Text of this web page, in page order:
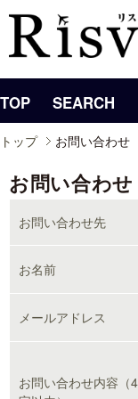
TOP SEARCH
トップ お問い合わせ
お問い合わせ
お問い合わせ先
お名前
メールアドレス
お問い合わせ内容（